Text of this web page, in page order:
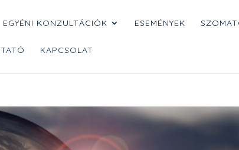
EGYÉNI KONZULTÁCIÓK ESEMÉNYEK
KAPCSOLAT